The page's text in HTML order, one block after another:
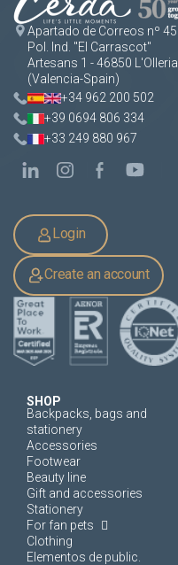
Apartado de Correos nº 45
Pol. Ind. "El Carrascot"
Artesans 1 - 46850 L'Olleria
(Valencia-Spain)
+34 962 200 502
+39 0694 806 334
+33 249 880 967
Login
Create an account
SHOP
Backpacks, bags and
stationery
Accessories
Footwear
Beauty line
Gift and accessories
Stationery
For fan pets
Clothing
Elementos de public.